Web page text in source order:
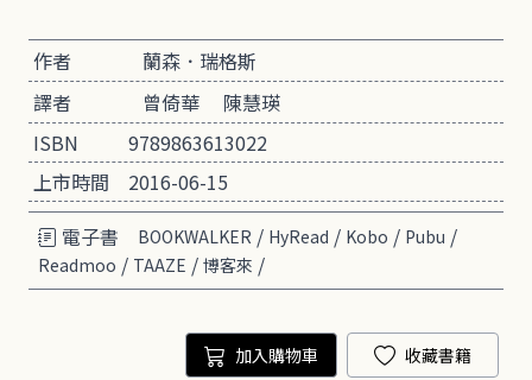
作者
蘭森．瑞格斯
譯者
曾倚華
陳慧瑛
ISBN
9789863613022
上市時間
2016-06-15
電子書
BOOKWALKER / HyRead / Kobo / Pubu /
Readmoo / TAAZE / 博客來 /
加入購物車 收藏書籍